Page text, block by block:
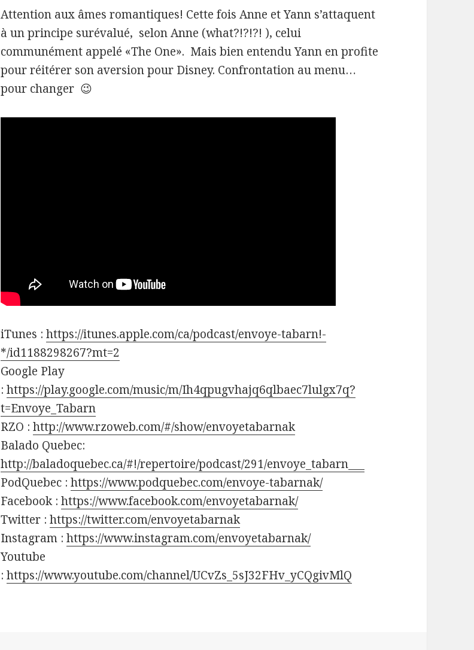
Attention aux âmes romantiques! Cette fois Anne et Yann s’attaquent
à un principe surévalué, selon Anne (what?!?!?! ), celui
communément appelé «The One». Mais bien entendu Yann en profite
pour réitérer son aversion pour Disney. Confrontation au menu…
pour changer 😉
iTunes :https://itunes.apple.com/ca/podcast/envoye-tabarn!-
*/id1188298267?mt=2
Google Play
:https://play.google.com/music/m/Ih4qpugvhajq6qlbaec7lulgx7q?
t=Envoye_Tabarn
RZO :http://www.rzoweb.com/#/show/envoyetabarnak
Balado Quebec:
http://baladoquebec.ca/#!/repertoire/podcast/291/envoye_tabarn___
PodQuebec :https://www.podquebec.com/envoye-tabarnak/
Facebook :https://www.facebook.com/envoyetabarnak/
Twitter :https://twitter.com/envoyetabarnak
Instagram :https://www.instagram.com/envoyetabarnak/
Youtube
:https://www.youtube.com/channel/UCvZs_5sJ32FHv_yCQgivMlQ